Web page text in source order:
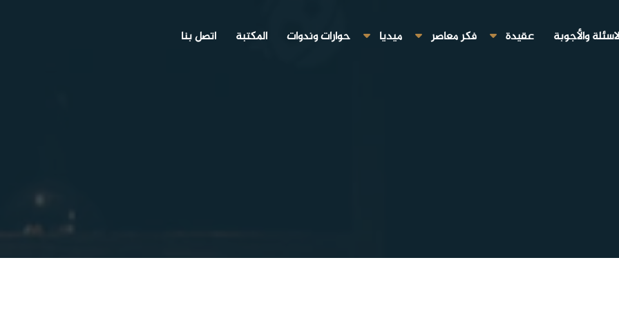
والأجوبة عقيدة فكر معاصر ميديا حوارات وندوات المكتبة اتصل بنا